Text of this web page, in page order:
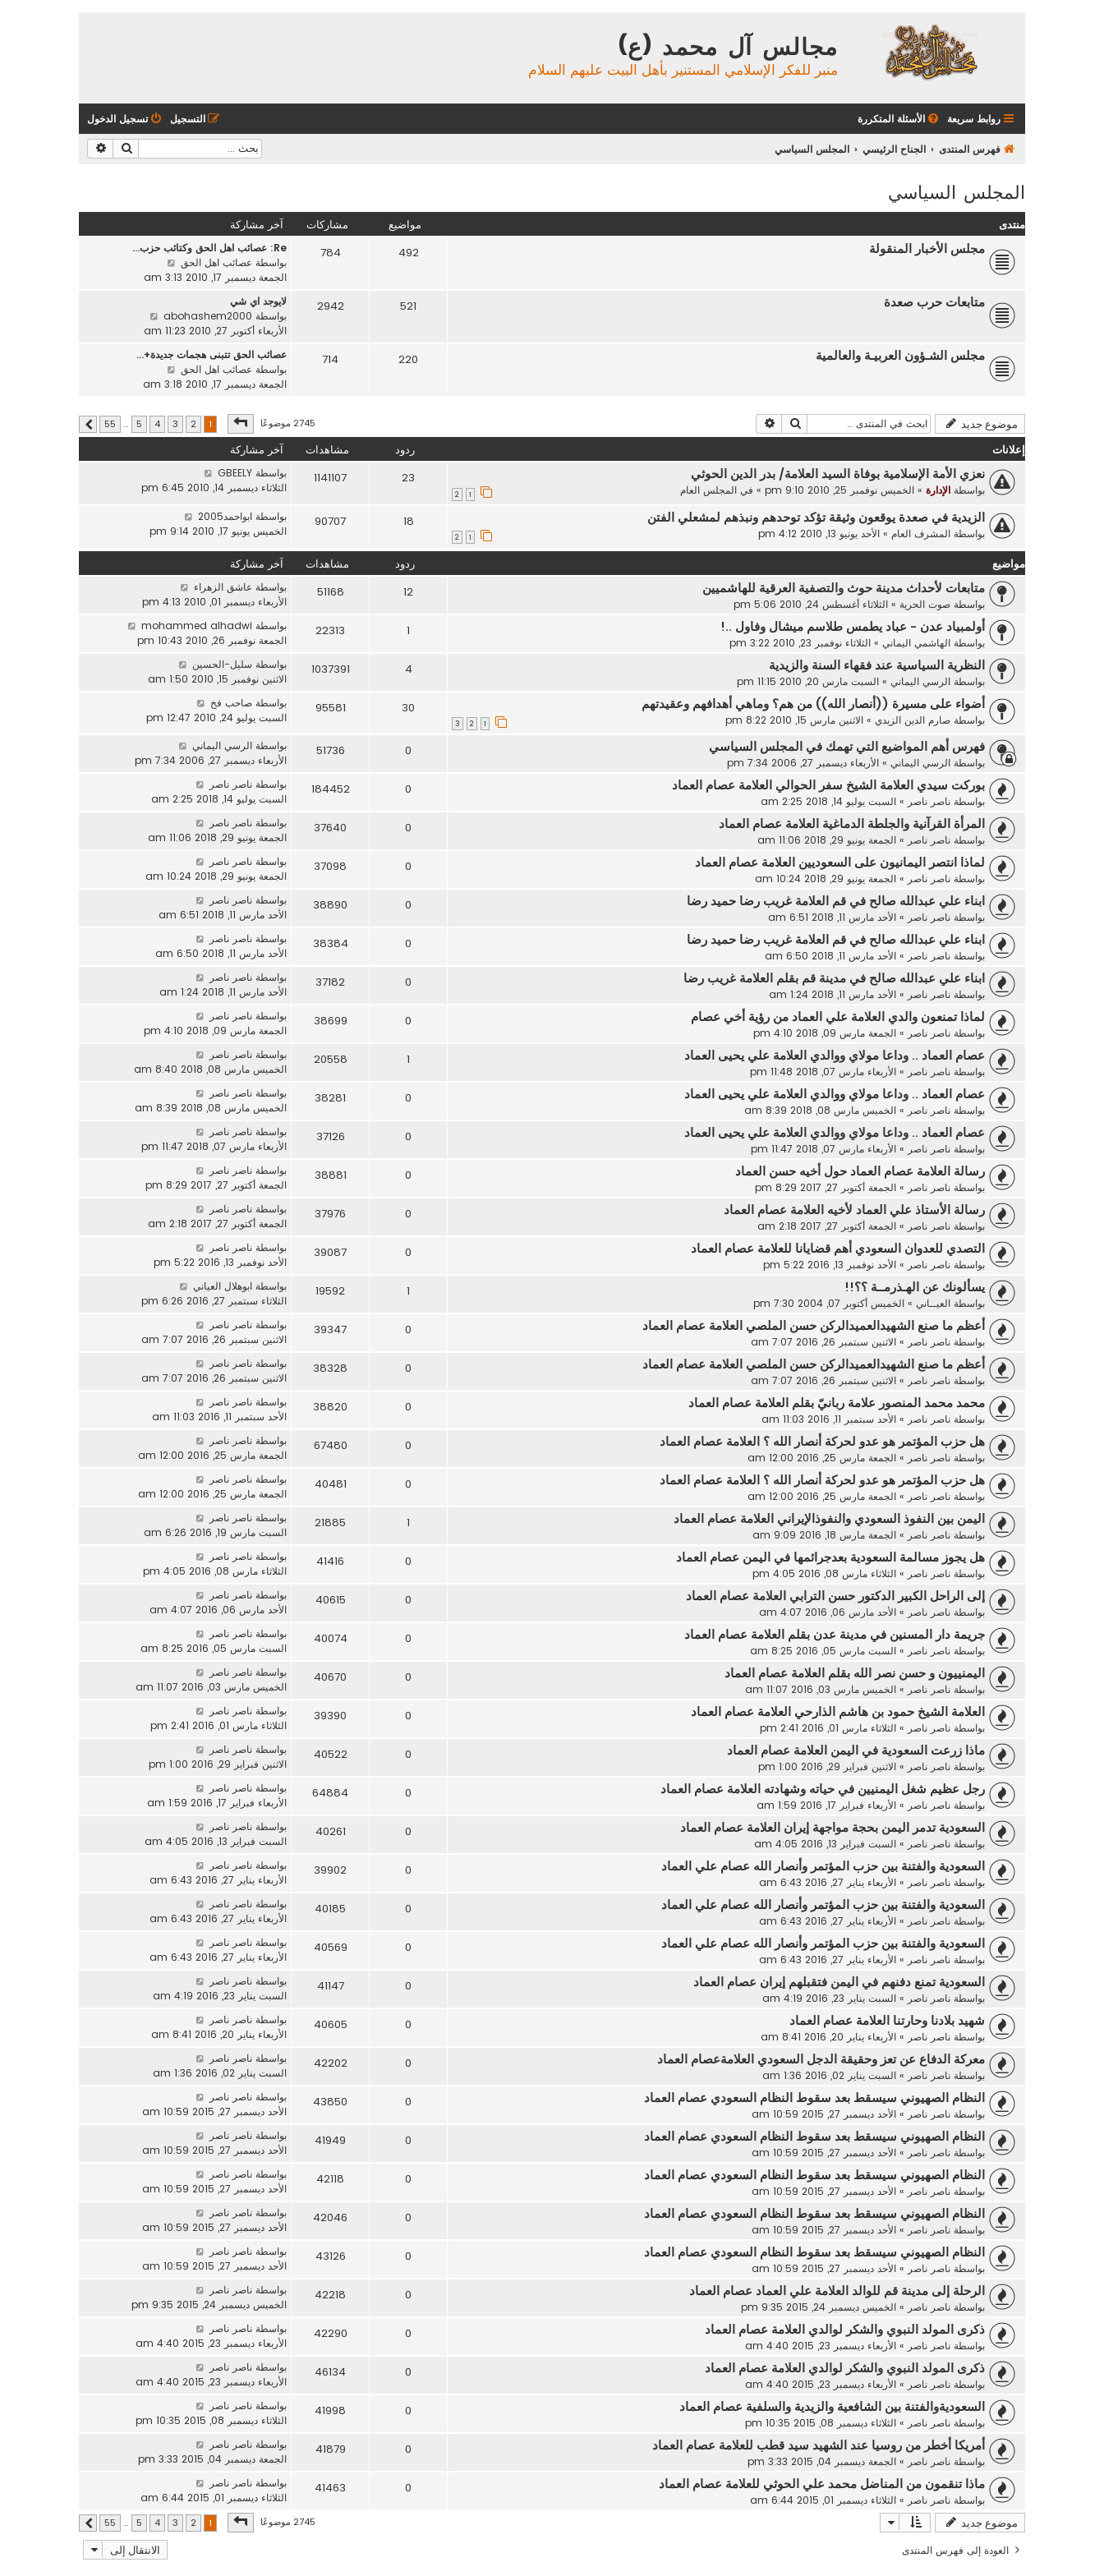
مجالس آل محمد (ع)
منبر للفكر الإسلامي المستنير بأهل البيت عليهم السلام
روابط سريعة الأسئلة المتكررة تسجيل الدخول التسجيل
فهرس المنتدى الجناح الرئيسي المجلس السياسي بحث
المجلس السياسي
منتدى مواضيع مشاركات آخر مشاركة
مجلس الأخبار المنقولة 492
784
Re: عصائب اهل الحق وكتائب حزب…
بواسطة عصائب اهل الحق
ا
آ
خ
ر
ش
ة
الجمعة ديسمبر 17, 2010 3:13 am
متابعات حرب صعدة 521
2942
لايوجد اي شي
بواسطة abohashem2000
ا
د
خ
م
ش
ر
ة
الأربعاء أكتوبر 27, 2010 11:23 am
مجلس الشـؤون العربيـة والعالمية 220
714
عصائب الحق تتبنى هجمات جديدة+…
بواسطة عصائب اهل الحق
ا
د
ش
ك
الجمعة ديسمبر 17, 2010 3:18 am
موضوع جديد بحث 2745 موضوعًا صفحة1 من55
1
2
3
4
5
…
55 التالي
إعلانات ردود مشاهدات آخر مشاركة
نعزي الأمة الإسلامية بوفاة السيد العلامة/ بدر الدين الحوثي
بواسطة الإدارة » الخميس نوفمبر 25, 2010 9:10 pm » في المجلس العام 1
2
23
1141107 بواسطة GBEELY
الثلاثاء ديسمبر 14, 2010 6:45 pm
الزيدية في صعدة يوقعون وثيقة تؤكد توحدهم ونبذهم لمشعلي الفتن
بواسطة المشرف العام » الأحد يونيو 13, 2010 4:12 pm 1
2
18
90707 بواسطة ابواحمد2005
الخميس يونيو 17, 2010 9:14 pm
مواضيع ردود مشاهدات آخر مشاركة
متابعات لأحداث مدينة حوث والتصفية العرقية للهاشميين
بواسطة صوت الحرية » الثلاثاء أغسطس 24, 2010 5:06 pm
12
51168 بواسطة عاشق الزهراء
الأربعاء ديسمبر 01, 2010 4:13 pm
أولمبياد عدن - عباد يطمس طلاسم ميشال وفاول ..!
بواسطة الهاشمي اليماني » الثلاثاء نوفمبر 23, 2010 3:22 pm
1
22313 بواسطة mohammed alhadwi
الجمعة نوفمبر 26, 2010 10:43 pm
النظرية السياسية عند فقهاء السنة والزيدية
بواسطة الرسي اليماني » السبت مارس 20, 2010 11:15 pm
4
1037391 بواسطة سليل-الحسين
الاثنين نوفمبر 15, 2010 1:50 am
أضواء على مسيرة ((أنصار الله)) من هم؟ وماهي أهدافهم وعقيدتهم
بواسطة صارم الدين الزيدي » الاثنين مارس 15, 2010 8:22 pm 1
2
3
30
95581 بواسطة صاحب فخ
السبت يوليو 24, 2010 12:47 pm
فهرس أهم المواضيع التي تهمك في المجلس السياسي
بواسطة الرسي اليماني » الأربعاء ديسمبر 27, 2006 7:34 pm
0
51736 بواسطة الرسي اليماني
الأربعاء ديسمبر 27, 2006 7:34 pm
بوركت سيدي العلامة الشيخ سفر الحوالي العلامة عصام العماد
بواسطة ناصر ناصر » السبت يوليو 14, 2018 2:25 am
0
184452 بواسطة ناصر ناصر
السبت يوليو 14, 2018 2:25 am
المرأة القرآنية والجلطة الدماغية العلامة عصام العماد
بواسطة ناصر ناصر » الجمعة يونيو 29, 2018 11:06 am
0
37640 بواسطة ناصر ناصر
الجمعة يونيو 29, 2018 11:06 am
لماذا انتصر اليمانيون على السعوديين العلامة عصام العماد
بواسطة ناصر ناصر » الجمعة يونيو 29, 2018 10:24 am
0
37098 بواسطة ناصر ناصر
الجمعة يونيو 29, 2018 10:24 am
ابناء علي عبدالله صالح في قم العلامة غريب رضا حميد رضا
بواسطة ناصر ناصر » الأحد مارس 11, 2018 6:51 am
0
38890 بواسطة ناصر ناصر
الأحد مارس 11, 2018 6:51 am
ابناء علي عبدالله صالح في قم العلامة غريب رضا حميد رضا
بواسطة ناصر ناصر » الأحد مارس 11, 2018 6:50 am
0
38384 بواسطة ناصر ناصر
الأحد مارس 11, 2018 6:50 am
ابناء علي عبدالله صالح في مدينة قم بقلم العلامة غريب رضا
بواسطة ناصر ناصر » الأحد مارس 11, 2018 1:24 am
0
37182 بواسطة ناصر ناصر
الأحد مارس 11, 2018 1:24 am
لماذا تمنعون والدي العلامة علي العماد من رؤية أخي عصام
بواسطة ناصر ناصر » الجمعة مارس 09, 2018 4:10 pm
0
38699 بواسطة ناصر ناصر
الجمعة مارس 09, 2018 4:10 pm
عصام العماد .. وداعا مولاي ووالدي العلامة علي يحيى العماد
بواسطة ناصر ناصر » الأربعاء مارس 07, 2018 11:48 pm
1
20558 بواسطة ناصر ناصر
الخميس مارس 08, 2018 8:40 am
عصام العماد .. وداعا مولاي ووالدي العلامة علي يحيى العماد
بواسطة ناصر ناصر » الخميس مارس 08, 2018 8:39 am
0
38281 بواسطة ناصر ناصر
الخميس مارس 08, 2018 8:39 am
عصام العماد .. وداعا مولاي ووالدي العلامة علي يحيى العماد
بواسطة ناصر ناصر » الأربعاء مارس 07, 2018 11:47 pm
0
37126 بواسطة ناصر ناصر
الأربعاء مارس 07, 2018 11:47 pm
رسالة العلامة عصام العماد حول أخيه حسن العماد
بواسطة ناصر ناصر » الجمعة أكتوبر 27, 2017 8:29 pm
0
38881 بواسطة ناصر ناصر
الجمعة أكتوبر 27, 2017 8:29 pm
رسالة الأستاذ علي العماد لأخيه العلامة عصام العماد
بواسطة ناصر ناصر » الجمعة أكتوبر 27, 2017 2:18 am
0
37976 بواسطة ناصر ناصر
الجمعة أكتوبر 27, 2017 2:18 am
التصدي للعدوان السعودي أهم قضايانا للعلامة عصام العماد
بواسطة ناصر ناصر » الأحد نوفمبر 13, 2016 5:22 pm
0
39087 بواسطة ناصر ناصر
الأحد نوفمبر 13, 2016 5:22 pm
يسألونك عن الهـذرمــة ؟؟!!
بواسطة العيــاني » الخميس أكتوبر 07, 2004 7:30 pm
1
19592 بواسطة ابوهلال العياني
الثلاثاء سبتمبر 27, 2016 6:26 pm
أعظم ما صنع الشهيدالعميدالركن حسن الملصي العلامة عصام العماد
بواسطة ناصر ناصر » الاثنين سبتمبر 26, 2016 7:07 am
0
39347 بواسطة ناصر ناصر
الاثنين سبتمبر 26, 2016 7:07 am
أعظم ما صنع الشهيدالعميدالركن حسن الملصي العلامة عصام العماد
بواسطة ناصر ناصر » الاثنين سبتمبر 26, 2016 7:07 am
0
38328 بواسطة ناصر ناصر
الاثنين سبتمبر 26, 2016 7:07 am
محمد محمد المنصور علامة ربانيّ بقلم العلامة عصام العماد
بواسطة ناصر ناصر » الأحد سبتمبر 11, 2016 11:03 am
0
38820 بواسطة ناصر ناصر
الأحد سبتمبر 11, 2016 11:03 am
هل حزب المؤتمر هو عدو لحركة أنصار الله ؟ العلامة عصام العماد
بواسطة ناصر ناصر » الجمعة مارس 25, 2016 12:00 am
0
67480 بواسطة ناصر ناصر
الجمعة مارس 25, 2016 12:00 am
هل حزب المؤتمر هو عدو لحركة أنصار الله ؟ العلامة عصام العماد
بواسطة ناصر ناصر » الجمعة مارس 25, 2016 12:00 am
0
40481 بواسطة ناصر ناصر
الجمعة مارس 25, 2016 12:00 am
اليمن بين النفوذ السعودي والنفوذالإيراني العلامة عصام العماد
بواسطة ناصر ناصر » الجمعة مارس 18, 2016 9:09 am
1
21885 بواسطة ناصر ناصر
السبت مارس 19, 2016 6:26 am
هل يجوز مسالمة السعودية بعدجرائمها في اليمن عصام العماد
بواسطة ناصر ناصر » الثلاثاء مارس 08, 2016 4:05 pm
0
41416 بواسطة ناصر ناصر
الثلاثاء مارس 08, 2016 4:05 pm
إلى الراحل الكبير الدكتور حسن الترابي العلامة عصام العماد
بواسطة ناصر ناصر » الأحد مارس 06, 2016 4:07 am
0
40615 بواسطة ناصر ناصر
الأحد مارس 06, 2016 4:07 am
جريمة دار المسنين في مدينة عدن بقلم العلامة عصام العماد
بواسطة ناصر ناصر » السبت مارس 05, 2016 8:25 am
0
40074 بواسطة ناصر ناصر
السبت مارس 05, 2016 8:25 am
اليمنييون و حسن نصر الله بقلم العلامة عصام العماد
بواسطة ناصر ناصر » الخميس مارس 03, 2016 11:07 am
0
40670 بواسطة ناصر ناصر
الخميس مارس 03, 2016 11:07 am
العلامة الشيخ حمود بن هاشم الذارحي العلامة عصام العماد
بواسطة ناصر ناصر » الثلاثاء مارس 01, 2016 2:41 pm
0
39390 بواسطة ناصر ناصر
الثلاثاء مارس 01, 2016 2:41 pm
ماذا زرعت السعودية في اليمن العلامة عصام العماد
بواسطة ناصر ناصر » الاثنين فبراير 29, 2016 1:00 pm
0
40522 بواسطة ناصر ناصر
الاثنين فبراير 29, 2016 1:00 pm
رجل عظيم شغل اليمنيين في حياته وشهادته العلامة عصام العماد
بواسطة ناصر ناصر » الأربعاء فبراير 17, 2016 1:59 am
0
64884 بواسطة ناصر ناصر
الأربعاء فبراير 17, 2016 1:59 am
السعودية تدمر اليمن بحجة مواجهة إيران العلامة عصام العماد
بواسطة ناصر ناصر » السبت فبراير 13, 2016 4:05 am
0
40261 بواسطة ناصر ناصر
السبت فبراير 13, 2016 4:05 am
السعودية والفتنة بين حزب المؤتمر وأنصار الله عصام علي العماد
بواسطة ناصر ناصر » الأربعاء يناير 27, 2016 6:43 am
0
39902 بواسطة ناصر ناصر
الأربعاء يناير 27, 2016 6:43 am
السعودية والفتنة بين حزب المؤتمر وأنصار الله عصام علي العماد
بواسطة ناصر ناصر » الأربعاء يناير 27, 2016 6:43 am
0
40185 بواسطة ناصر ناصر
الأربعاء يناير 27, 2016 6:43 am
السعودية والفتنة بين حزب المؤتمر وأنصار الله عصام علي العماد
بواسطة ناصر ناصر » الأربعاء يناير 27, 2016 6:43 am
0
40569 بواسطة ناصر ناصر
الأربعاء يناير 27, 2016 6:43 am
السعودية تمنع دفنهم في اليمن فتقبلهم إيران عصام العماد
بواسطة ناصر ناصر » السبت يناير 23, 2016 4:19 am
0
41147 بواسطة ناصر ناصر
السبت يناير 23, 2016 4:19 am
شهيد بلادنا وحارتنا العلامة عصام العماد
بواسطة ناصر ناصر » الأربعاء يناير 20, 2016 8:41 am
0
40605 بواسطة ناصر ناصر
الأربعاء يناير 20, 2016 8:41 am
معركة الدفاع عن تعز وحقيقة الدجل السعودي العلامةعصام العماد
بواسطة ناصر ناصر » السبت يناير 02, 2016 1:36 am
0
42202 بواسطة ناصر ناصر
السبت يناير 02, 2016 1:36 am
النظام الصهيوني سيسقط بعد سقوط النظام السعودي عصام العماد
بواسطة ناصر ناصر » الأحد ديسمبر 27, 2015 10:59 am
0
43850 بواسطة ناصر ناصر
الأحد ديسمبر 27, 2015 10:59 am
النظام الصهيوني سيسقط بعد سقوط النظام السعودي عصام العماد
بواسطة ناصر ناصر » الأحد ديسمبر 27, 2015 10:59 am
0
41949 بواسطة ناصر ناصر
الأحد ديسمبر 27, 2015 10:59 am
النظام الصهيوني سيسقط بعد سقوط النظام السعودي عصام العماد
بواسطة ناصر ناصر » الأحد ديسمبر 27, 2015 10:59 am
0
42118 بواسطة ناصر ناصر
الأحد ديسمبر 27, 2015 10:59 am
النظام الصهيوني سيسقط بعد سقوط النظام السعودي عصام العماد
بواسطة ناصر ناصر » الأحد ديسمبر 27, 2015 10:59 am
0
42046 بواسطة ناصر ناصر
الأحد ديسمبر 27, 2015 10:59 am
النظام الصهيوني سيسقط بعد سقوط النظام السعودي عصام العماد
بواسطة ناصر ناصر » الأحد ديسمبر 27, 2015 10:59 am
0
43126 بواسطة ناصر ناصر
الأحد ديسمبر 27, 2015 10:59 am
الرحلة إلى مدينة قم للوالد العلامة علي العماد عصام العماد
بواسطة ناصر ناصر » الخميس ديسمبر 24, 2015 9:35 pm
0
42218 بواسطة ناصر ناصر
الخميس ديسمبر 24, 2015 9:35 pm
ذكرى المولد النبوي والشكر لوالدي العلامة عصام العماد
بواسطة ناصر ناصر » الأربعاء ديسمبر 23, 2015 4:40 am
0
42290 بواسطة ناصر ناصر
الأربعاء ديسمبر 23, 2015 4:40 am
ذكرى المولد النبوي والشكر لوالدي العلامة عصام العماد
بواسطة ناصر ناصر » الأربعاء ديسمبر 23, 2015 4:40 am
0
46134 بواسطة ناصر ناصر
الأربعاء ديسمبر 23, 2015 4:40 am
السعوديةوالفتنة بين الشافعية والزيدية والسلفية عصام العماد
بواسطة ناصر ناصر » الثلاثاء ديسمبر 08, 2015 10:35 pm
0
41998 بواسطة ناصر ناصر
الثلاثاء ديسمبر 08, 2015 10:35 pm
أمريكا أخطر من روسيا عند الشهيد سيد قطب للعلامة عصام العماد
بواسطة ناصر ناصر » الجمعة ديسمبر 04, 2015 3:33 pm
0
41879 بواسطة ناصر ناصر
الجمعة ديسمبر 04, 2015 3:33 pm
ماذا تنقمون من المناضل محمد علي الحوثي للعلامة عصام العماد
بواسطة ناصر ناصر » الثلاثاء ديسمبر 01, 2015 6:44 am
0
41463 بواسطة ناصر ناصر
الثلاثاء ديسمبر 01, 2015 6:44 am
موضوع جديد 2745 موضوعًا صفحة1 من55
1
2
3
4
5
…
55 التالي
العودة إلى فهرس المنتدى الانتقال إلى